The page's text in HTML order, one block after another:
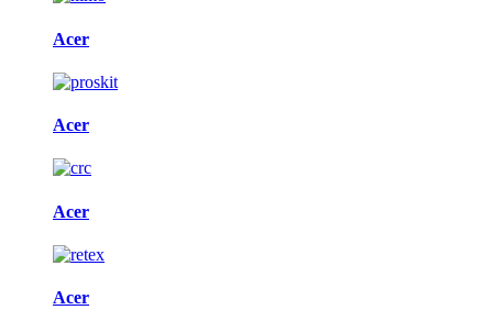
Acer
Acer
Acer
Acer